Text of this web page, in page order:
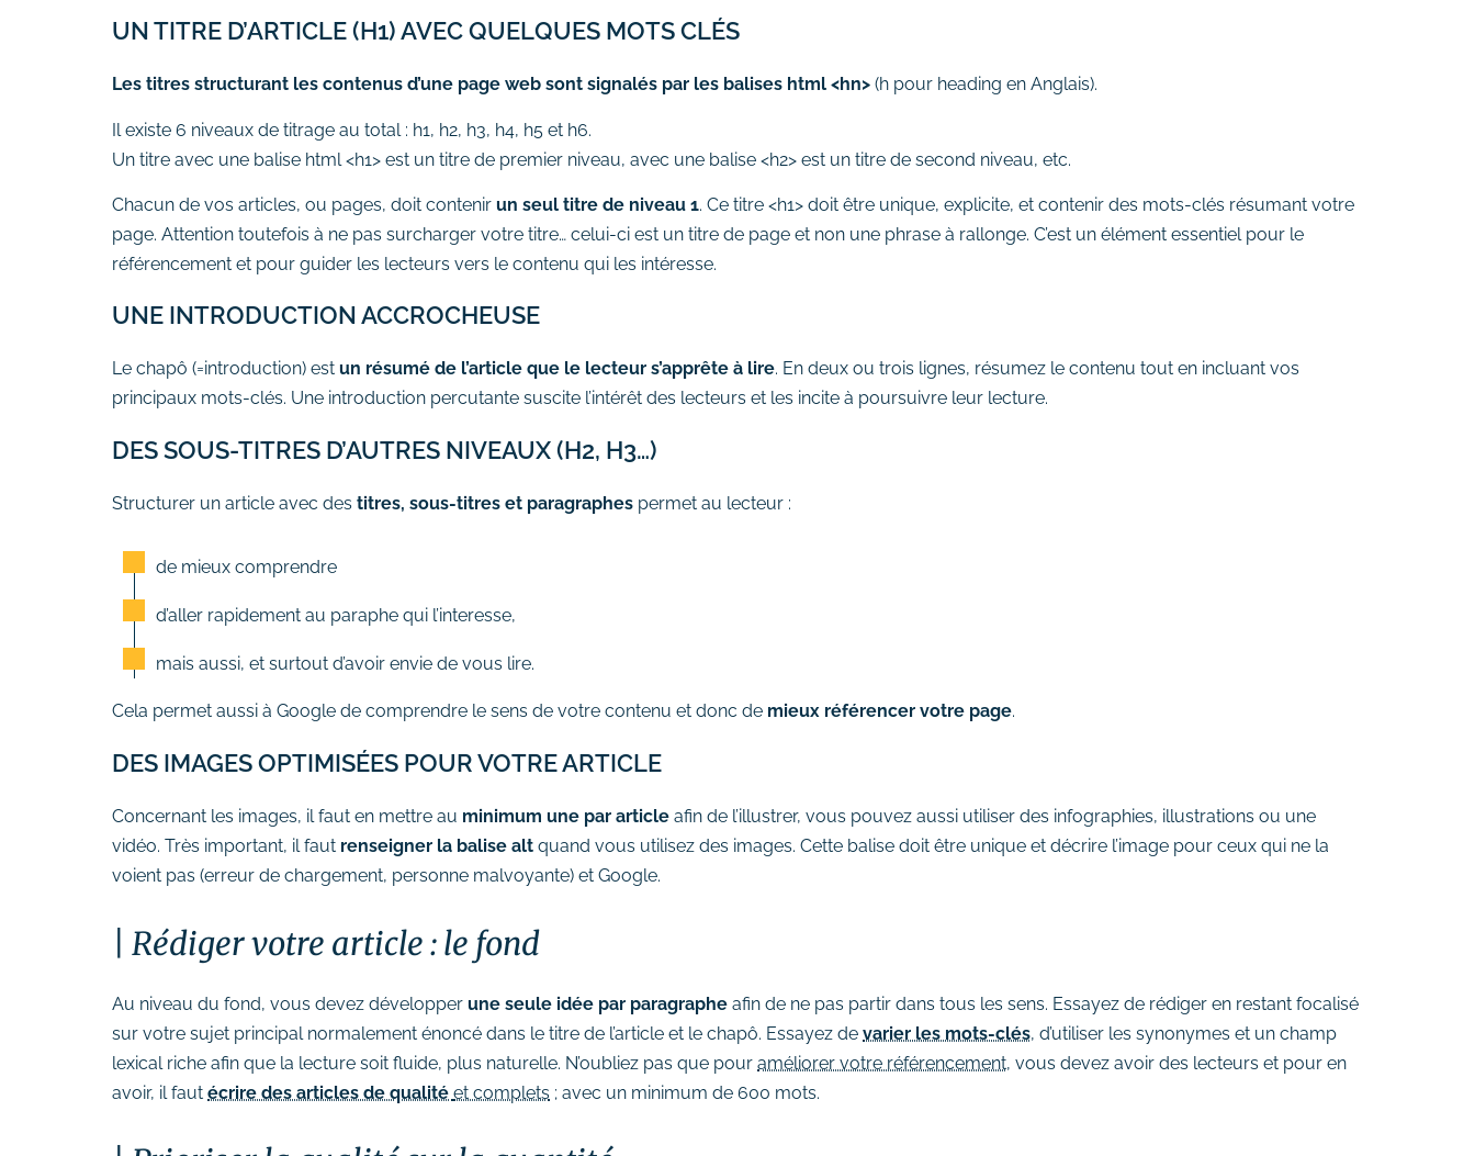
# Formation SEO (référencement
# Formation SEA (Google Ads)
# Formation SMO (community
management)
réseaux sociaux)
# Formation newsletter &
emailing
# Formation gestion de sites
internet
# Formations logiciels
bureautique
# Formation Intelligence
UN TITRE D’ARTICLE (H1) AVEC QUELQUES MOTS CLÉS
Les titres structurant les contenus d’une page web sont signalés par les balises html <hn> (h pour heading en Anglais).
Il existe 6 niveaux de titrage au total : h1, h2, h3, h4, h5 et h6.
Un titre avec une balise html <h1> est un titre de premier niveau, avec une balise <h2> est un titre de second niveau, etc.
Chacun de vos articles, ou pages, doit contenir un seul titre de niveau 1. Ce titre <h1> doit être unique, explicite, et contenir des mots-clés résumant votre
page. Attention toutefois à ne pas surcharger votre titre… celui-ci est un titre de page et non une phrase à rallonge. C’est un élément essentiel pour le
référencement et pour guider les lecteurs vers le contenu qui les intéresse.
UNE INTRODUCTION ACCROCHEUSE
Le chapô (=introduction) est un résumé de l’article que le lecteur s’apprête à lire. En deux ou trois lignes, résumez le contenu tout en incluant vos
principaux mots-clés. Une introduction percutante suscite l’intérêt des lecteurs et les incite à poursuivre leur lecture.
DES SOUS-TITRES D’AUTRES NIVEAUX (H2, H3…)
Structurer un article avec des titres, sous-titres et paragraphes permet au lecteur :
de mieux comprendre
d’aller rapidement au paraphe qui l’interesse,
mais aussi, et surtout d’avoir envie de vous lire.
Cela permet aussi à Google de comprendre le sens de votre contenu et donc de mieux référencer votre page.
DES IMAGES OPTIMISÉES POUR VOTRE ARTICLE
Concernant les images, il faut en mettre au minimum une par article afin de l’illustrer, vous pouvez aussi utiliser des infographies, illustrations ou une
vidéo. Très important, il faut renseigner la balise alt quand vous utilisez des images. Cette balise doit être unique et décrire l’image pour ceux qui ne la
voient pas (erreur de chargement, personne malvoyante) et Google.
Rédiger votre article : le fond
Au niveau du fond, vous devez développer une seule idée par paragraphe afin de ne pas partir dans tous les sens. Essayez de rédiger en restant focalisé
sur votre sujet principal normalement énoncé dans le titre de l’article et le chapô. Essayez de varier les mots-clés, d’utiliser les synonymes et un champ
lexical riche afin que la lecture soit fluide, plus naturelle. N’oubliez pas que pour améliorer votre référencement, vous devez avoir des lecteurs et pour en
avoir, il faut écrire des articles de qualité et complets ; avec un minimum de 600 mots.